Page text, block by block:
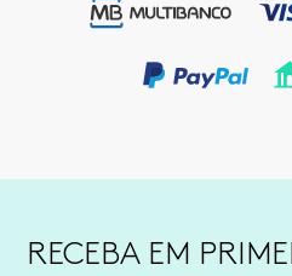
RECEBA EM